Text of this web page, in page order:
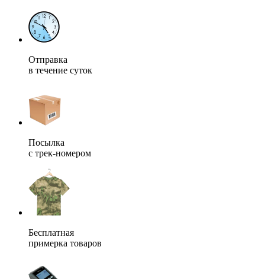
Отправка
в течение суток
Посылка
с трек-номером
Бесплатная
примерка товаров